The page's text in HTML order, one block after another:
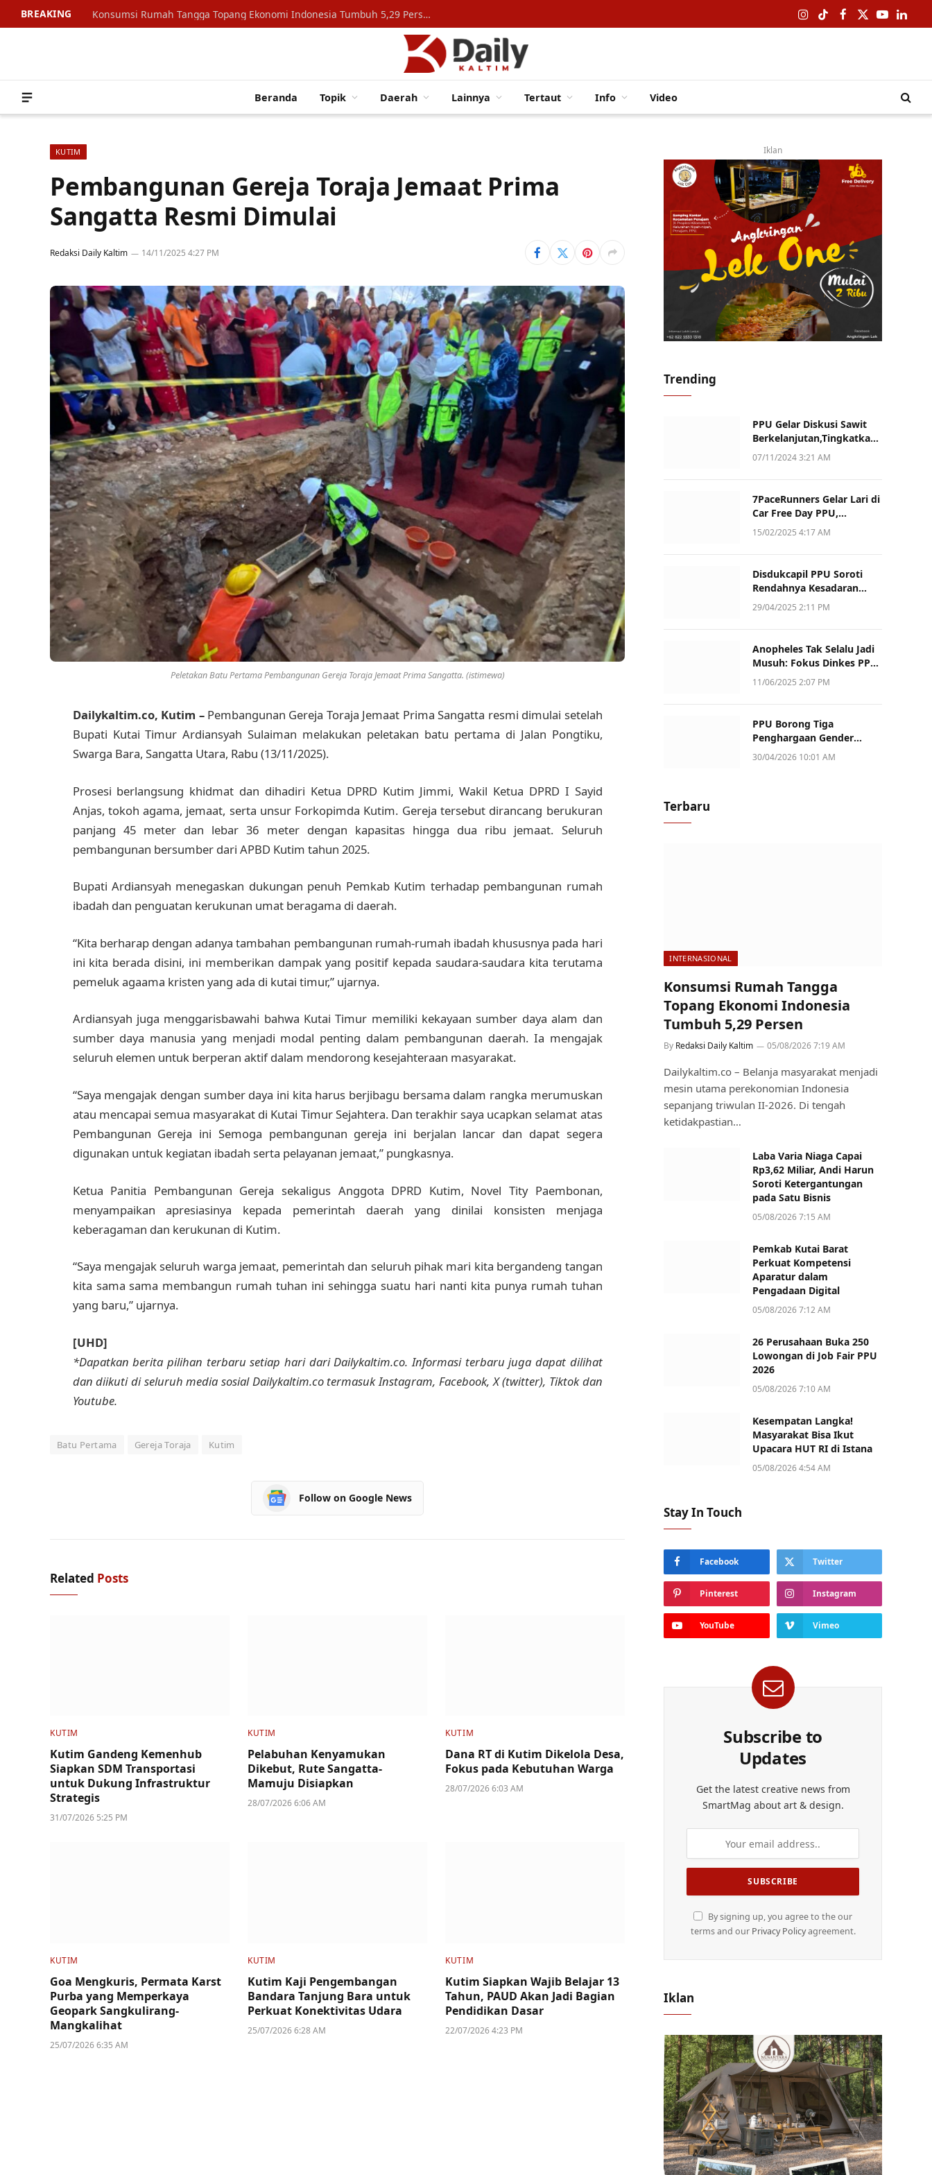
BREAKING Konsumsi Rumah Tangga Topang Ekonomi Indonesia Tumbuh 5,29 Persen Instagram
TikTokFacebook
X
YouTube
Beranda Topik Daerah Lainnya Tertaut Info Video
KUTIM
Pembangunan Gereja Toraja Jemaat Prima
Sangatta Resmi Dimulai
Redaksi Daily Kaltim 14/11/2025 4:27 PM
Peletakan Batu Pertama Pembangunan Gereja Toraja Jemaat Prima Sangatta. (istimewa)
Dailykaltim.co, Kutim – Pembangunan Gereja Toraja Jemaat Prima Sangatta resmi dimulai setelah
Bupati Kutai Timur Ardiansyah Sulaiman melakukan peletakan batu pertama di Jalan Pongtiku,
Swarga Bara, Sangatta Utara, Rabu (13/11/2025).
Prosesi berlangsung khidmat dan dihadiri Ketua DPRD Kutim Jimmi, Wakil Ketua DPRD I Sayid
Anjas, tokoh agama, jemaat, serta unsur Forkopimda Kutim. Gereja tersebut dirancang berukuran
panjang 45 meter dan lebar 36 meter dengan kapasitas hingga dua ribu jemaat. Seluruh
pembangunan bersumber dari APBD Kutim tahun 2025.
Bupati Ardiansyah menegaskan dukungan penuh Pemkab Kutim terhadap pembangunan rumah
ibadah dan penguatan kerukunan umat beragama di daerah.
“Kita berharap dengan adanya tambahan pembangunan rumah-rumah ibadah khususnya pada hari
ini kita berada disini, ini memberikan dampak yang positif kepada saudara-saudara kita terutama
pemeluk agaama kristen yang ada di kutai timur,” ujarnya.
Ardiansyah juga menggarisbawahi bahwa Kutai Timur memiliki kekayaan sumber daya alam dan
sumber daya manusia yang menjadi modal penting dalam pembangunan daerah. Ia mengajak
seluruh elemen untuk berperan aktif dalam mendorong kesejahteraan masyarakat.
“Saya mengajak dengan sumber daya ini kita harus berjibagu bersama dalam rangka merumuskan
atau mencapai semua masyarakat di Kutai Timur Sejahtera. Dan terakhir saya ucapkan selamat atas
Pembangunan Gereja ini Semoga pembangunan gereja ini berjalan lancar dan dapat segera
digunakan untuk kegiatan ibadah serta pelayanan jemaat,” pungkasnya.
Ketua Panitia Pembangunan Gereja sekaligus Anggota DPRD Kutim, Novel Tity Paembonan,
menyampaikan apresiasinya kepada pemerintah daerah yang dinilai konsisten menjaga
keberagaman dan kerukunan di Kutim.
“Saya mengajak seluruh warga jemaat, pemerintah dan seluruh pihak mari kita bergandeng tangan
kita sama sama membangun rumah tuhan ini sehingga suatu hari nanti kita punya rumah tuhan
yang baru,” ujarnya.
[UHD]
*Dapatkan berita pilihan terbaru setiap hari dari Dailykaltim.co. Informasi terbaru juga dapat dilihat
dan diikuti di seluruh media sosial Dailykaltim.co termasuk Instagram, Facebook, X (twitter), Tiktok dan
Youtube.
Batu Pertama Gereja Toraja Kutim
Follow on Google News
Related Posts
KUTIM
Kutim Gandeng Kemenhub
Siapkan SDM Transportasi
untuk Dukung Infrastruktur
Strategis
31/07/2026 5:25 PM
KUTIM
Pelabuhan Kenyamukan
Dikebut, Rute Sangatta-
Mamuju Disiapkan
28/07/2026 6:06 AM
KUTIM
Dana RT di Kutim Dikelola Desa,
Fokus pada Kebutuhan Warga
28/07/2026 6:03 AM
KUTIM
Goa Mengkuris, Permata Karst
Purba yang Memperkaya
Geopark Sangkulirang-
Mangkalihat
25/07/2026 6:35 AM
KUTIM
Kutim Kaji Pengembangan
Bandara Tanjung Bara untuk
Perkuat Konektivitas Udara
25/07/2026 6:28 AM
KUTIM
Kutim Siapkan Wajib Belajar 13
Tahun, PAUD Akan Jadi Bagian
Pendidikan Dasar
22/07/2026 4:23 PM
Iklan
Trending
PPU Gelar Diskusi Sawit
Berkelanjutan,Tingkatkan
Daya Saing dan Kualitas
07/11/2024 3:21 AM
7PaceRunners Gelar Lari di
Car Free Day PPU,
Kampanye Gaya Hidup
15/02/2025 4:17 AM
Disdukcapil PPU Soroti
Rendahnya Kesadaran
Warga Soal Pelaporan
29/04/2025 2:11 PM
Anopheles Tak Selalu Jadi
Musuh: Fokus Dinkes PPU
Kini ke Penularan Aktif di
11/06/2025 2:07 PM
PPU Borong Tiga
Penghargaan Gender
Champion Kaltim 2026,
30/04/2026 10:01 AM
Terbaru
INTERNASIONAL
Konsumsi Rumah Tangga
Topang Ekonomi Indonesia
Tumbuh 5,29 Persen
By Redaksi Daily Kaltim 05/08/2026 7:19 AM
Dailykaltim.co – Belanja masyarakat menjadi
mesin utama perekonomian Indonesia
sepanjang triwulan II-2026. Di tengah
ketidakpastian…
Laba Varia Niaga Capai
Rp3,62 Miliar, Andi Harun
Soroti Ketergantungan
pada Satu Bisnis
05/08/2026 7:15 AM
Pemkab Kutai Barat
Perkuat Kompetensi
Aparatur dalam
Pengadaan Digital
05/08/2026 7:12 AM
26 Perusahaan Buka 250
Lowongan di Job Fair PPU
2026
05/08/2026 7:10 AM
Kesempatan Langka!
Masyarakat Bisa Ikut
Upacara HUT RI di Istana
05/08/2026 4:54 AM
Stay In Touch
Facebook Twitter
Pinterest Instagram
YouTube Vimeo
Subscribe to
Updates
Get the latest creative news from
SmartMag about art & design.
By signing up, you agree to the our
terms and our Privacy Policyagreement.
Iklan